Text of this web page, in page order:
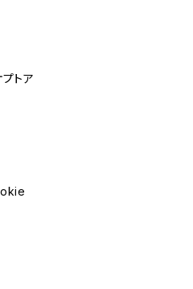
トア